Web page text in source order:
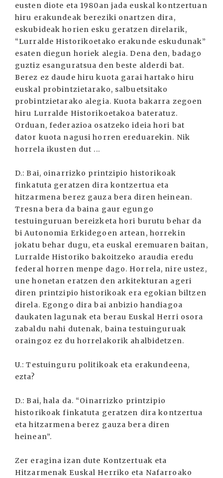
eusten diote eta 1980an jada euskal kontzertuan
hiru erakundeak bereziki onartzen dira,
eskubideak horien esku geratzen direlarik,
“Lurralde Historikoetako erakunde eskudunak”
esaten diegun horiek alegia. Dena den, badago
guztiz esanguratsua den beste alderdi bat.
Berez ez daude hiru kuota garai hartako hiru
euskal probintzietarako, salbuetsitako
probintzietarako alegia. Kuota bakarra zegoen
hiru Lurralde Historikoetakoa bateratuz.
Orduan, federazioa osatzeko ideia hori bat
dator kuota nagusi horren ereduarekin. Nik
horrela ikusten dut ...
D.: Bai, oinarrizko printzipio historikoak
finkatuta geratzen dira kontzertua eta
hitzarmena berez gauza bera diren heinean.
Tresna bera da baina gaur egungo
testuinguruan bereizketa hori burutu behar da
bi Autonomia Erkidegoen artean, horrekin
jokatu behar dugu, eta euskal eremuaren baitan,
Lurralde Historiko bakoitzeko araudia eredu
federal horren menpe dago. Horrela, nire ustez,
une honetan eratzen den arkitekturan ageri
diren printzipio historikoak era egokian biltzen
direla. Egongo dira bai anbizio handiagoa
daukaten lagunak eta berau Euskal Herri osora
zabaldu nahi dutenak, baina testuinguruak
oraingoz ez du horrelakorik ahalbidetzen.
U.: Testuinguru politikoak eta erakundeena,
ezta?
D.: Bai, hala da. “Oinarrizko printzipio
historikoak finkatuta geratzen dira kontzertua
eta hitzarmena berez gauza bera diren
heinean”.
Zer eragina izan dute Kontzertuak eta
Hitzarmenak Euskal Herriko eta Nafarroako